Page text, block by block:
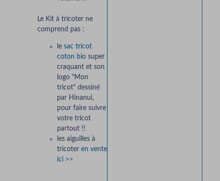
Le Kit à tricoter ne
comprend pas :
le sac tricot
coton biosuper
craquant et son
logo "Mon
tricot" dessiné
par Hinanui,
pour faire suivre
votre tricot
partout !!
les aiguilles à
tricoter en vente
ici >>